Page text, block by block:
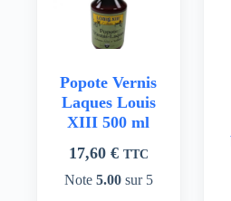
Popote Vernis
Laques Louis
XIII 500 ml
17,60 € TTC
Note 5.00sur 5